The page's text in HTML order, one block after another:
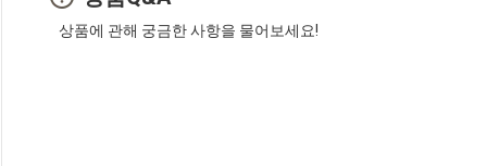
상품에 관해 궁금한 사항을 물어보세요!